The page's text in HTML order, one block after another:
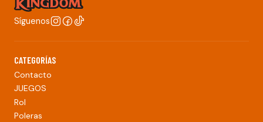
Síguenos
CATEGORÍAS
Contacto
JUEGOS
Rol
Poleras